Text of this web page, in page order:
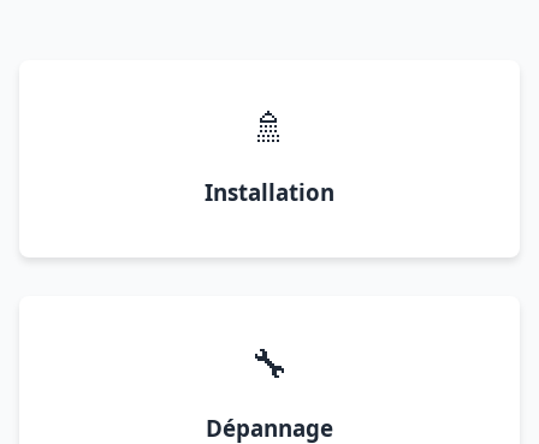
🚿
Installation
🔧
Dépannage